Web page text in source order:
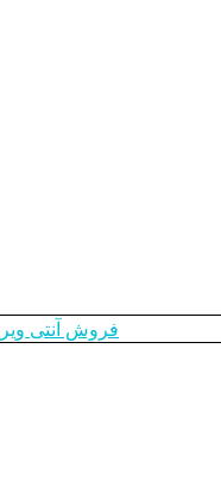
فروش آنتی